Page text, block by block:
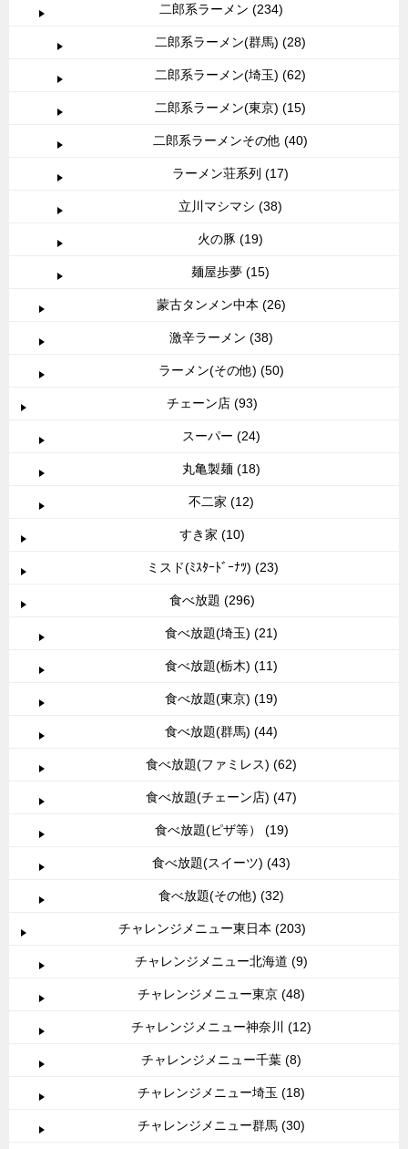
二郎系ラーメン (234)
二郎系ラーメン(群馬) (28)
二郎系ラーメン(埼玉) (62)
二郎系ラーメン(東京) (15)
二郎系ラーメンその他 (40)
ラーメン荘系列 (17)
立川マシマシ (38)
火の豚 (19)
麺屋歩夢 (15)
蒙古タンメン中本 (26)
激辛ラーメン (38)
ラーメン(その他) (50)
チェーン店 (93)
スーパー (24)
丸亀製麺 (18)
不二家 (12)
すき家 (10)
ミスド(ﾐｽﾀｰﾄﾞｰﾅﾂ) (23)
食べ放題 (296)
食べ放題(埼玉) (21)
食べ放題(栃木) (11)
食べ放題(東京) (19)
食べ放題(群馬) (44)
食べ放題(ファミレス) (62)
食べ放題(チェーン店) (47)
食べ放題(ピザ等） (19)
食べ放題(スイーツ) (43)
食べ放題(その他) (32)
チャレンジメニュー東日本 (203)
チャレンジメニュー北海道 (9)
チャレンジメニュー東京 (48)
チャレンジメニュー神奈川 (12)
チャレンジメニュー千葉 (8)
チャレンジメニュー埼玉 (18)
チャレンジメニュー群馬 (30)